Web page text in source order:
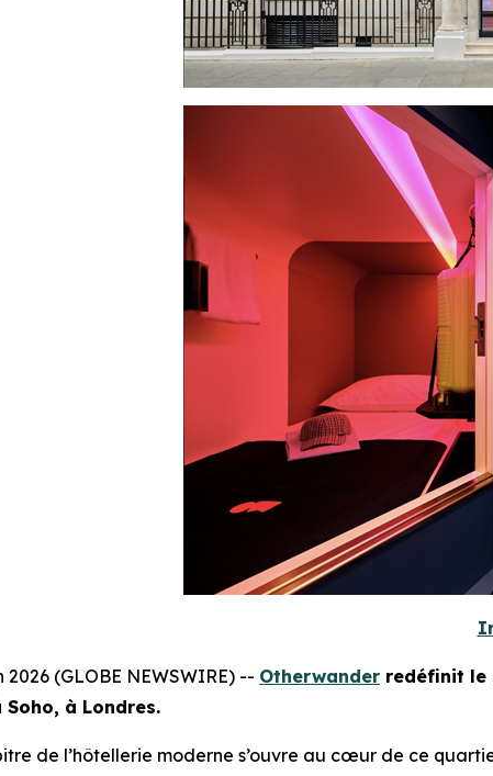
2026 (GLOBE NEWSWIRE) -- Otherwander redéfinit le
à Londres.
de l’hôtellerie moderne s’ouvre au cœur de ce